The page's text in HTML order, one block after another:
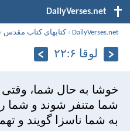
DailyVerses.net
DailyVerses.net
›کتابهای کتاب مقدس ›
لوقا ۶:‏۲۲
خوشا به حال شما، وقتی
شما متنفر شوند و شما
به شما ناسزا گويند و